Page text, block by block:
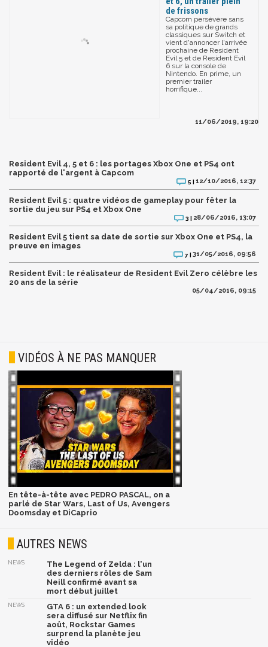
de frissons
Capcom persévère sans
sa politique de grands
classiques sur Switch et
vient d'annoncer l'arrivée
prochaine de Resident
Evil 5 et de Resident Evil
6 sur la console de
Nintendo. En prime, un
premier trailer
horrifique...
11/06/2019, 19:20
Resident Evil 4, 5 et 6 : les portages Xbox One et PS4 ont
rapporté de l'argent à Capcom
5 |12/10/2016, 12:37
Resident Evil 5 : quatre vidéos de gameplay pour fêter la
sortie du jeu sur PS4 et Xbox One
3 | 28/06/2016, 13:07
Resident Evil 5 tient sa date de sortie sur Xbox One et PS4, la
preuve en images
7 |31/05/2016, 09:56
Resident Evil : le réalisateur de Resident Evil Zero célèbre les
20 ans de la série
05/04/2016, 09:15
VIDÉOS À NE PAS MANQUER
En tête-à-tête avec PEDRO PASCAL, on a
parlé de Star Wars, Last of Us, Avengers
Doomsday et DiCaprio
AUTRES NEWS
NEWS
The Legend of Zelda : l'un
des derniers rôles de Sam
Neill confirmé avant sa
mort début juillet
NEWS
GTA 6 : un extended look
sera diffusé sur Netflix fin
août, Rockstar Games
surprend la planète jeu
vidéo